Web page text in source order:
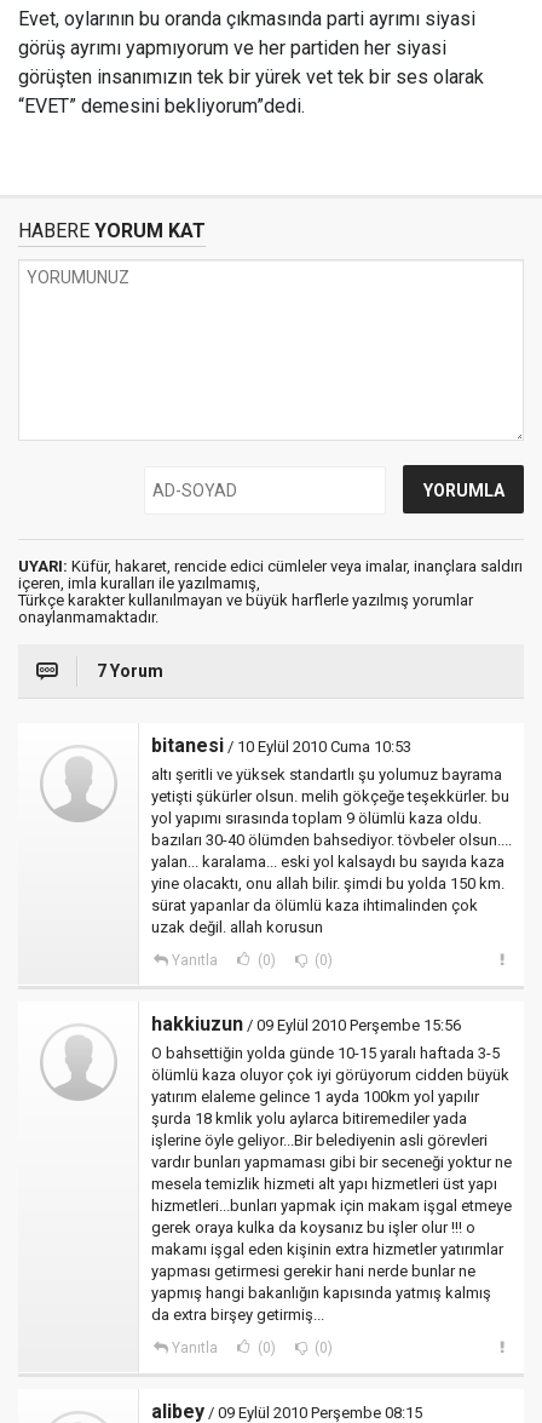
Evet, oylarının bu oranda çıkmasında parti ayrımı siyasi
görüş ayrımı yapmıyorum ve her partiden her siyasi
görüşten insanımızın tek bir yürek vet tek bir ses olarak
“EVET” demesini bekliyorum”dedi.
HABERE YORUM KAT
UYARI: Küfür, hakaret, rencide edici cümleler veya imalar, inançlara saldırı
içeren, imla kuralları ile yazılmamış,
Türkçe karakter kullanılmayan ve büyük harflerle yazılmış yorumlar
onaylanmamaktadır.
7 Yorum
bitanesi / 10 Eylül 2010 Cuma 10:53
altı şeritli ve yüksek standartlı şu yolumuz bayrama
yetişti şükürler olsun. melih gökçeğe teşekkürler. bu
yol yapımı sırasında toplam 9 ölümlü kaza oldu.
bazıları 30-40 ölümden bahsediyor. tövbeler olsun....
yalan... karalama... eski yol kalsaydı bu sayıda kaza
yine olacaktı, onu allah bilir. şimdi bu yolda 150 km.
sürat yapanlar da ölümlü kaza ihtimalinden çok
uzak değil. allah korusun
Yanıtla (0) (0)
hakkiuzun / 09 Eylül 2010 Perşembe 15:56
O bahsettiğin yolda günde 10-15 yaralı haftada 3-5
ölümlü kaza oluyor çok iyi görüyorum cidden büyük
yatırım elaleme gelince 1 ayda 100km yol yapılır
şurda 18 kmlik yolu aylarca bitiremediler yada
işlerine öyle geliyor...Bir belediyenin asli görevleri
vardır bunları yapmaması gibi bir seceneği yoktur ne
mesela temizlik hizmeti alt yapı hizmetleri üst yapı
hizmetleri...bunları yapmak için makam işgal etmeye
gerek oraya kulka da koysanız bu işler olur !!! o
makamı işgal eden kişinin extra hizmetler yatırımlar
yapması getirmesi gerekir hani nerde bunlar ne
yapmış hangi bakanlığın kapısında yatmış kalmış
da extra birşey getirmiş...
Yanıtla (0) (0)
alibey / 09 Eylül 2010 Perşembe 08:15